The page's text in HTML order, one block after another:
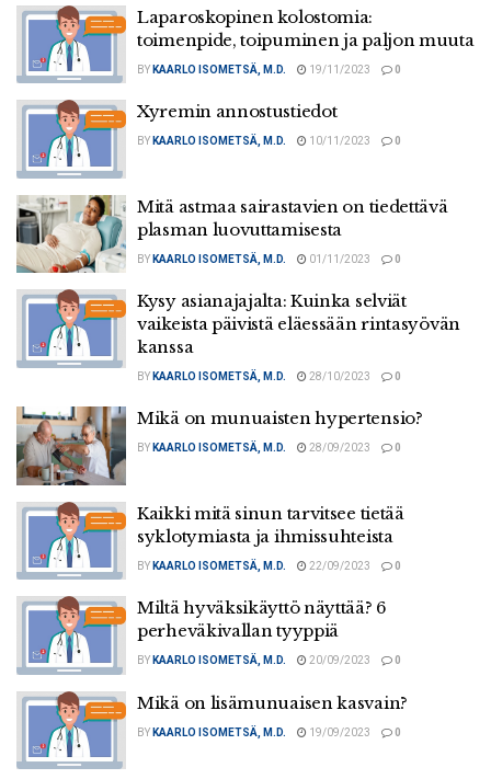
Laparoskopinen kolostomia:
toimenpide, toipuminen ja paljon muuta
BY KAARLO ISOMETSÄ, M.D. 19/11/2023 0
Xyremin annostustiedot
BY KAARLO ISOMETSÄ, M.D. 10/11/2023 0
Mitä astmaa sairastavien on tiedettävä
plasman luovuttamisesta
BY KAARLO ISOMETSÄ, M.D. 01/11/2023 0
Kysy asianajajalta: Kuinka selviät
vaikeista päivistä eläessään rintasyövän
kanssa
BY KAARLO ISOMETSÄ, M.D. 28/10/2023 0
Mikä on munuaisten hypertensio?
BY KAARLO ISOMETSÄ, M.D. 28/09/2023 0
Kaikki mitä sinun tarvitsee tietää
syklotymiasta ja ihmissuhteista
BY KAARLO ISOMETSÄ, M.D. 22/09/2023 0
Miltä hyväksikäyttö näyttää? 6
perheväkivallan tyyppiä
BY KAARLO ISOMETSÄ, M.D. 20/09/2023 0
Mikä on lisämunuaisen kasvain?
BY KAARLO ISOMETSÄ, M.D. 19/09/2023 0